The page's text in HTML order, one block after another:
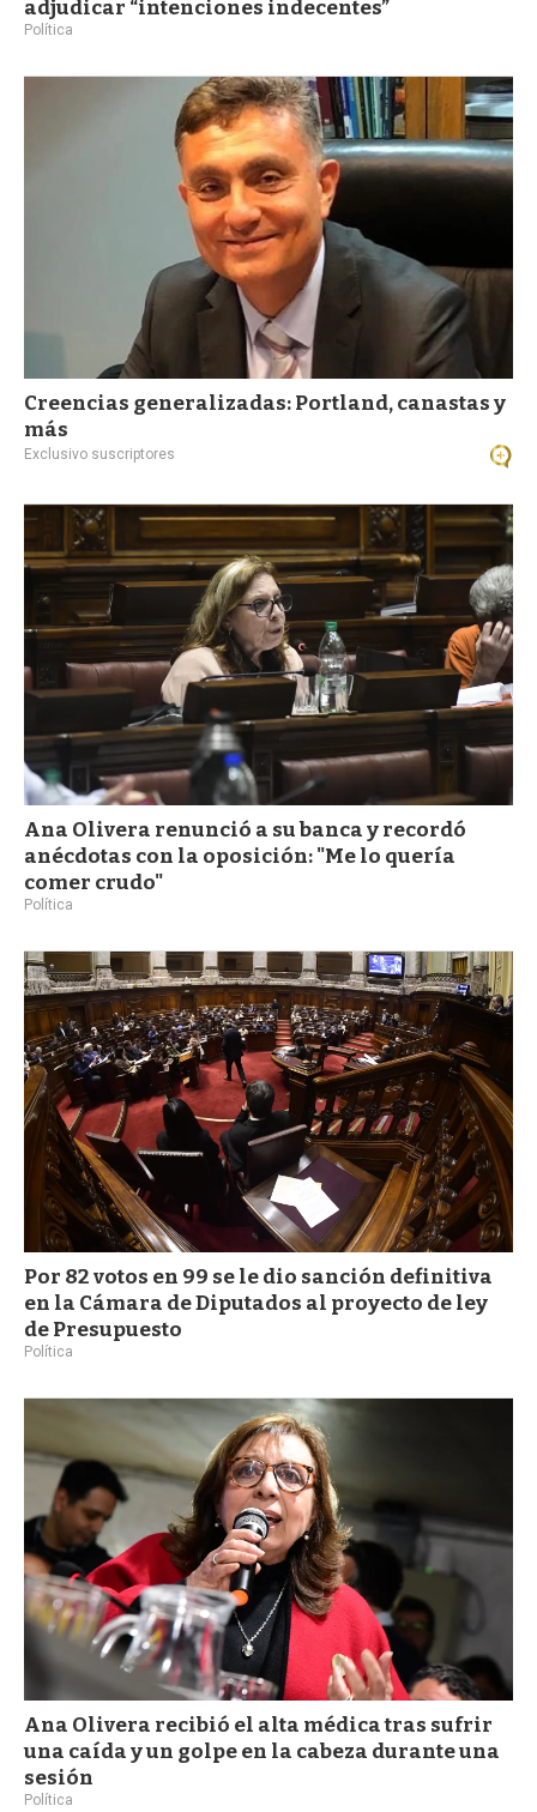
adjudicar “intenciones indecentes”
Política
Creencias generalizadas: Portland, canastas y
más
Exclusivo suscriptores
Ana Olivera renunció a su banca y recordó
anécdotas con la oposición: "Me lo quería
comer crudo"
Política
Por 82 votos en 99 se le dio sanción definitiva
en la Cámara de Diputados al proyecto de ley
de Presupuesto
Política
Ana Olivera recibió el alta médica tras sufrir
una caída y un golpe en la cabeza durante una
sesión
Política